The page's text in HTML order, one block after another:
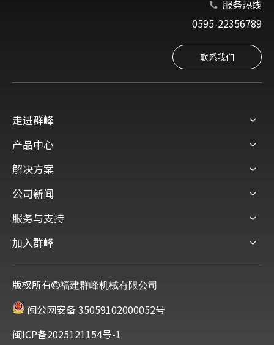
 服务热线
0595-22356789
联系我们
走进群峰
产品中心
解决方案
公司新闻
服务与支持
加入群峰
版权所有福建群峰机械有限公司
闽公网安备 35059102000052号
闽ICP备2025121154号-1